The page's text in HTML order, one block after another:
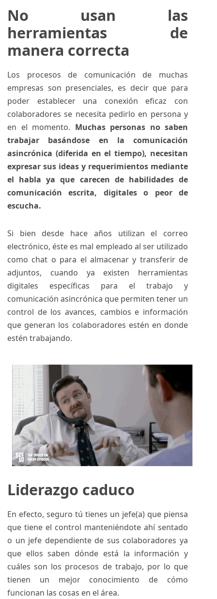
No usan las
herramientas de
manera correcta
Los procesos de comunicación de muchas
empresas son presenciales, es decir que para
poder establecer una conexión eficaz con
colaboradores se necesita pedirlo en persona y
en el momento. Muchas personas no saben
trabajar basándose en la comunicación
asincrónica (diferida en el tiempo), necesitan
expresar sus ideas y requerimientos mediante
el habla ya que carecen de habilidades de
comunicación escrita, digitales o peor de
escucha.
Si bien desde hace años utilizan el correo
electrónico, éste es mal empleado al ser utilizado
como chat o para el almacenar y transferir de
adjuntos, cuando ya existen herramientas
digitales específicas para el trabajo y
comunicación asincrónica que permiten tener un
control de los avances, cambios e información
que generan los colaboradores estén en donde
estén trabajando.
Liderazgo caduco
En efecto, seguro tú tienes un jefe(a) que piensa
que tiene el control manteniéndote ahí sentado
o un jefe dependiente de sus colaboradores ya
que ellos saben dónde está la información y
cuáles son los procesos de trabajo, por lo que
tienen un mejor conocimiento de cómo
funcionan las cosas en el área.